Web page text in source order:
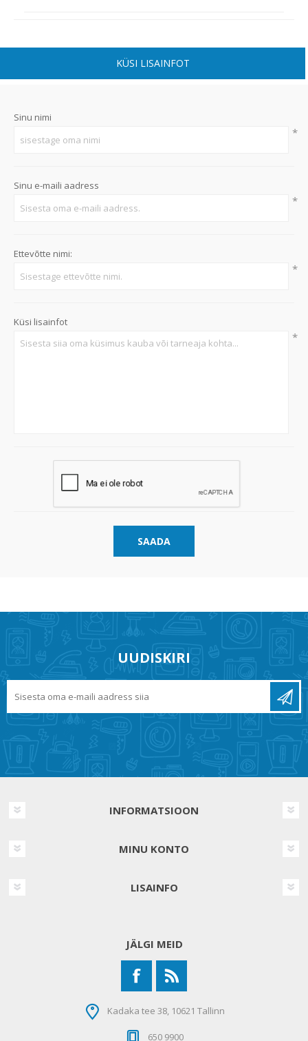
KÜSI LISAINFOT
Sinu nimi
*
Sinu e-maili aadress
*
Ettevõtte nimi:
*
Küsi lisainfot
*
SAADA
UUDISKIRI
INFORMATSIOON
MINU KONTO
LISAINFO
JÄLGI MEID
Kadaka tee 38, 10621 Tallinn
650 9900